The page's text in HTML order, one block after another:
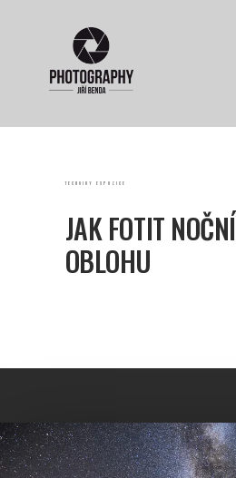
TECHNIKY EXPOZICE
JAK FOTIT NOČNÍ
OBLOHU